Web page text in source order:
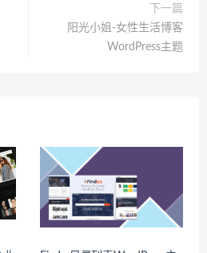
下一篇
阳光小姐-女性生活博客
WordPress主题